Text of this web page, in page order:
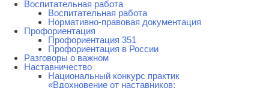
Воспитательная работа
Воспитательная работа
Нормативно-правовая документация
Профориентация
Профориентация 351
Профориентация в России
Разговоры о важном
Наставничество
Национальный конкурс практик
«Вдохновение от наставников: